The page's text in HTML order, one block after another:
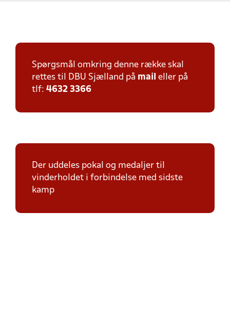
Spørgsmål omkring denne række skal
rettes til DBU Sjælland på mail eller på
tlf: 4632 3366
Der uddeles pokal og medaljer til
vinderholdet i forbindelse med sidste
kamp